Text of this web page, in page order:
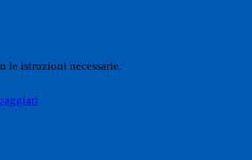
le istruzioni necessarie.